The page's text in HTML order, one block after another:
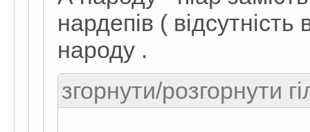
нардепів (
народу .
згорнути/розгорнути